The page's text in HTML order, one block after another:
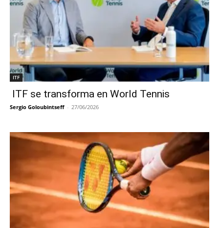
ITF
ITF se transforma en World Tennis
Sergio Goloubintseff - 27/06/2026